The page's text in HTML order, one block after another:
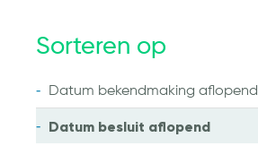
Sorteren op
Datum bekendmaking aflopend
Datum besluit aflopend